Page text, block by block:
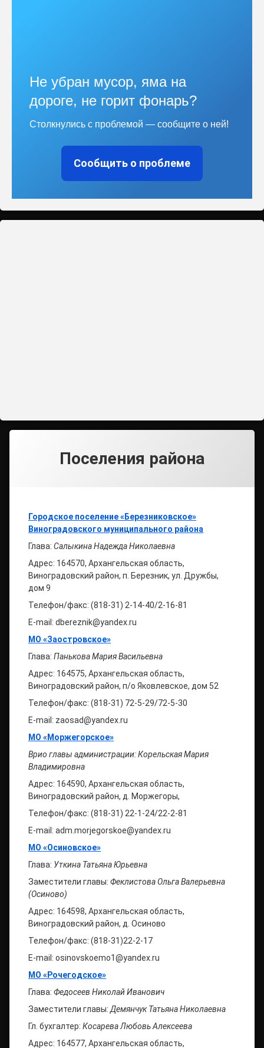
Не убран мусор, яма на
дороге, не горит фонарь?
Столкнулись с проблемой — сообщите о ней!
Сообщить о проблеме
Поселения района
Городское поселение «Березниковское»
Виноградовского муниципального района
Глава: Салыкина Надежда Николаевна
Адрес: 164570, Архангельская область,
Виноградовский район, п. Березник, ул. Дружбы,
дом 9
Телефон/факс: (818-31) 2-14-40/2-16-81
E-mail: dbereznik@yandex.ru
МО «Заостровское»
Глава: Панькова Мария Васильевна
Адрес: 164575, Архангельская область,
Виноградовский район, п/о Яковлевское, дом 52
Телефон/факс: (818-31) 72-5-29/72-5-30
E-mail: zaosad@yandex.ru
МО «Моржегорское»
Врио главы администрации: Корельская Мария
Владимировна
Адрес: 164590, Архангельская область,
Виноградовский район, д. Моржегоры,
Телефон/факс: (818-31) 22-1-24/22-2-81
E-mail: adm.morjegorskoe@yandex.ru
МО «Осиновское»
Глава: Уткина Татьяна Юрьевна
Заместители главы: Феклистова Ольга Валерьевна
(Осиново)
Адрес: 164598, Архангельская область,
Виноградовский район, д. Осиново
Телефон/факс: (818-31)22-2-17
E-mail: osinovskoemo1@yandex.ru
МО «Рочегодское»
Глава: Федосеев Николай Иванович
Заместители главы: Демянчук Татьяна Николаевна
Гл. бухгалтер: Косарева Любовь Алексеева
Адрес: 164577, Архангельская область,